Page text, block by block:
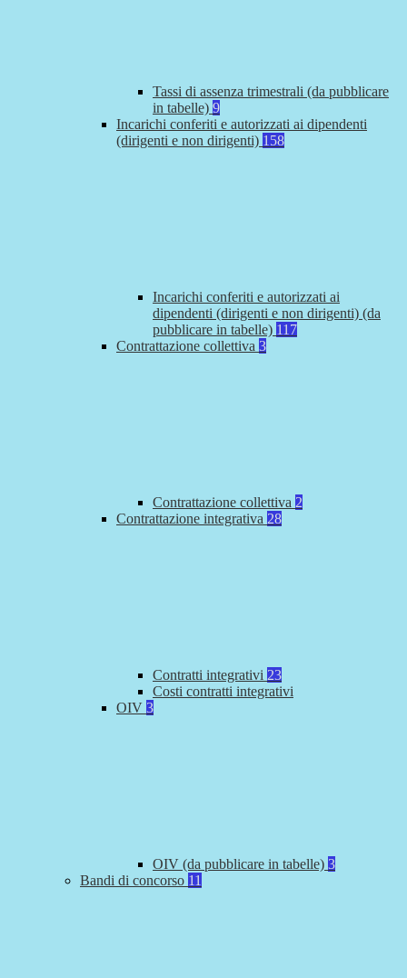
Tassi di assenza trimestrali (da pubblicare
in tabelle) 9
Incarichi conferiti e autorizzati ai dipendenti
(dirigenti e non dirigenti) 158
Incarichi conferiti e autorizzati ai
dipendenti (dirigenti e non dirigenti) (da
pubblicare in tabelle) 117
Contrattazione collettiva 3
Contrattazione collettiva 2
Contrattazione integrativa 28
Contratti integrativi 23
Costi contratti integrativi
OIV 3
OIV (da pubblicare in tabelle) 3
Bandi di concorso 11